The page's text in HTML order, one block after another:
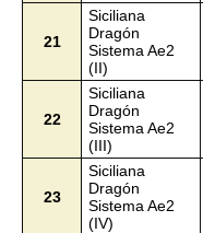
21
Siciliana
Dragón
Sistema Ae2
(II)
22
Siciliana
Dragón
Sistema Ae2
(III)
23
Siciliana
Dragón
Sistema Ae2
(IV)